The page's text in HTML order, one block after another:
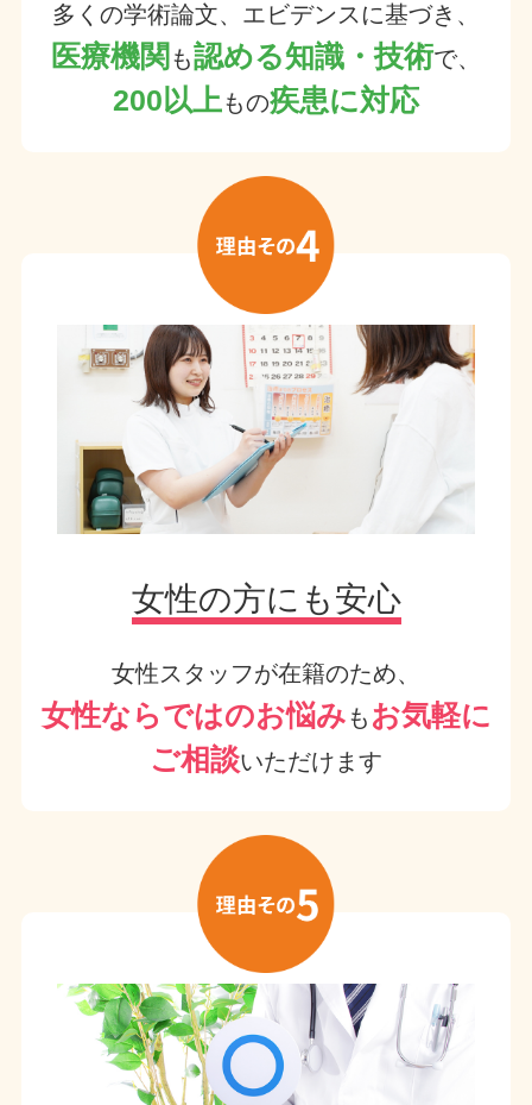
多くの学術論文、エビデンスに基づき、
医療機関 も認める知識・技術で、
200以上もの疾患に対応
女性の方にも安心
女性スタッフが在籍のため、
女性ならではのお悩みも お気軽に
ご相談いただけます